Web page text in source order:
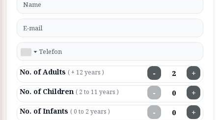
No. of Adults ( + 12 years ) − +
No. of Children ( 2 to 11 years ) − +
No. of Infants ( 0 to 2 years ) − +